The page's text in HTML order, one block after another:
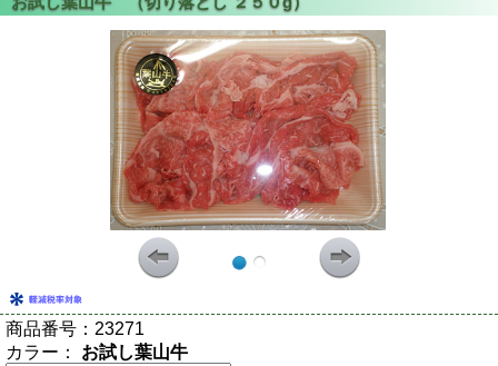
商品番号： 23271
カラー： お試し葉山牛